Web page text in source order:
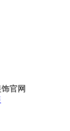
官网